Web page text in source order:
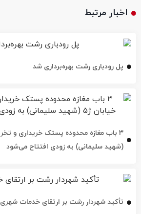
اخبار مرتبط
پل رودباری رشت بهره‌برداری شد
(شهید سلیمانی) به زودی افتتاح می‌شود
تأکید شهردار رشت بر ارتقای خدمات شهری